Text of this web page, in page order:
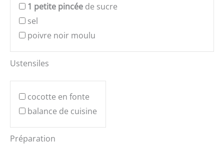
1 petite pincée de sucre
sel
poivre noir moulu
Ustensiles
cocotte en fonte
balance de cuisine
Préparation